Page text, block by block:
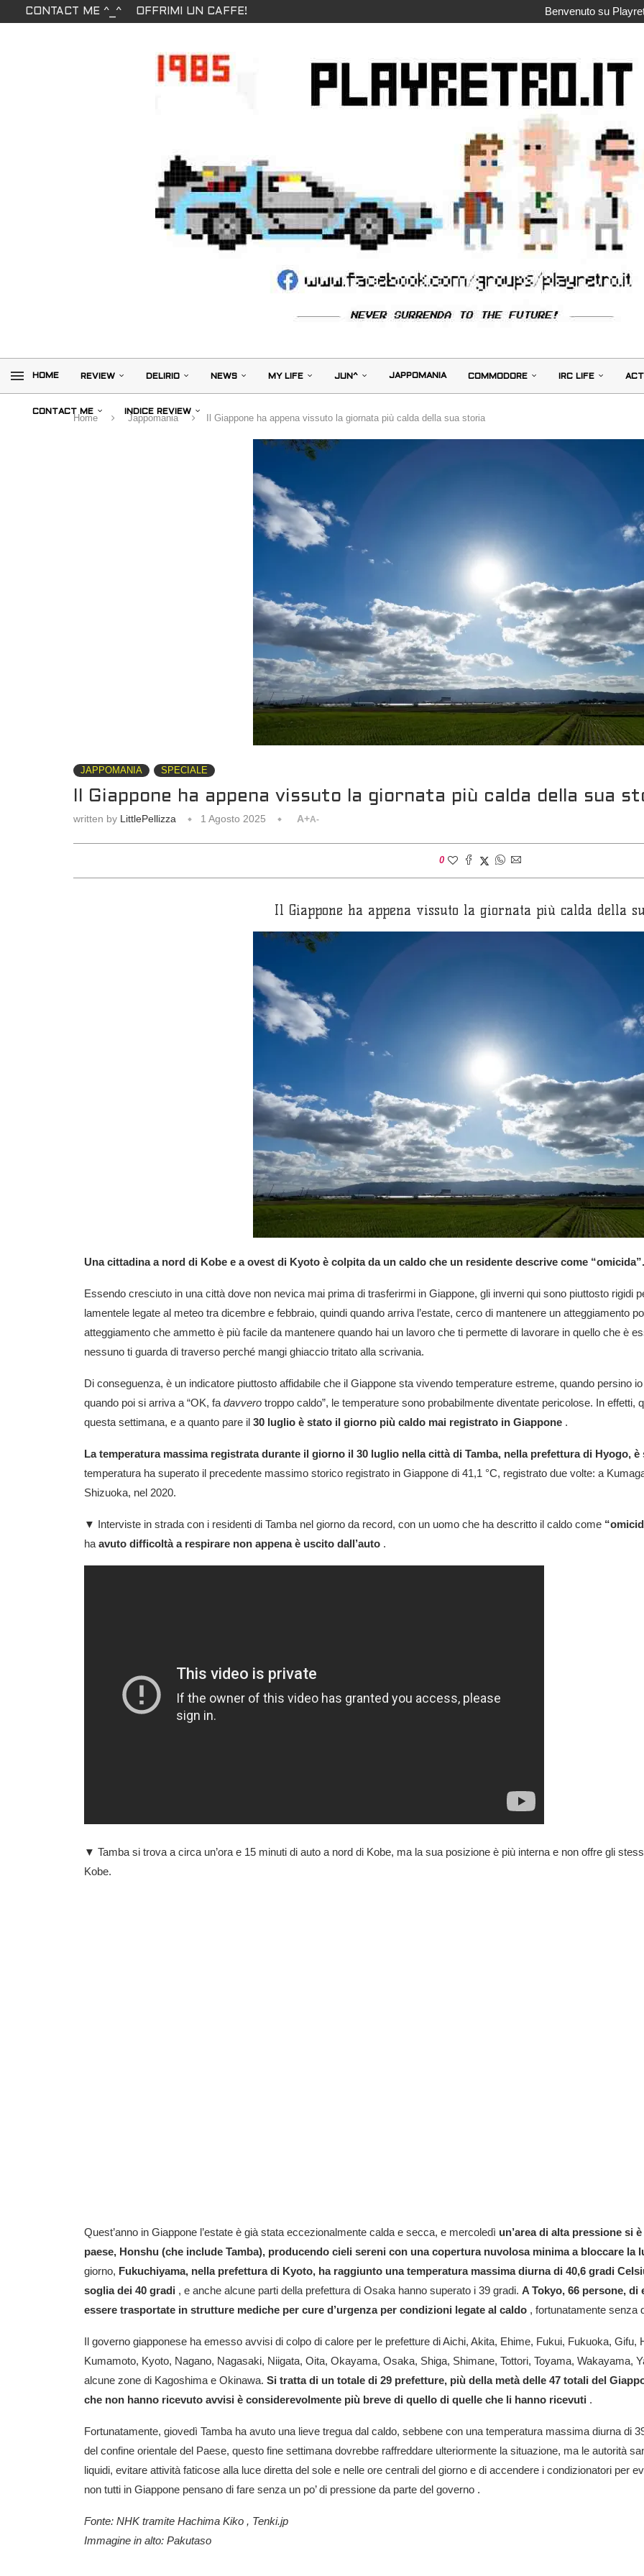
CONTACT ME ^_^ OFFRIMI UN CAFFE! Benvenuto su
HOME REVIEW DELIRIO NEWS MY LIFE JUN^ JAPPOMANIA COMMODORE IRC LIFE
CONTACT ME INDICE REVIEW
Home Jappomania Il Giappone ha appena vissuto la giornata più calda della sua storia
JAPPOMANIA SPECIALE
Il Giappone ha appena vissuto la giornata più calda della sua
written by LittlePellizza 1 Agosto 2025 A+A-
0
Il Giappone ha appena vissuto la giornata più calda della
Una cittadina a nord di Kobe e a ovest di Kyoto è colpita da un caldo che un residente descrive come “omicida”.
Essendo cresciuto in una città dove non nevica mai prima di trasferirmi in Giappone, gli inverni qui sono piuttosto rigidi
lamentele legate al meteo tra dicembre e febbraio, quindi quando arriva l’estate, cerco di mantenere un atteggiamento
atteggiamento che ammetto è più facile da mantenere quando hai un lavoro che ti permette di lavorare in quello che è
nessuno ti guarda di traverso perché mangi ghiaccio tritato alla scrivania.
Di conseguenza, è un indicatore piuttosto affidabile che il Giappone sta vivendo temperature estreme, quando persino
quando poi si arriva a “OK, fa davvero troppo caldo”, le temperature sono probabilmente diventate pericolose. In
questa settimana, e a quanto pare il 30 luglio è stato il giorno più caldo mai registrato in Giappone .
La temperatura massima registrata durante il giorno il 30 luglio nella città di Tamba, nella prefettura di Hyogo, è
temperatura ha superato il precedente massimo storico registrato in Giappone di 41,1 °C, registrato due volte: a
Shizuoka, nel 2020.
▼ Interviste in strada con i residenti di Tamba nel giorno da record, con un uomo che ha descritto il caldo come
ha avuto difficoltà a respirare non appena è uscito dall’auto .
▼ Tamba si trova a circa un’ora e 15 minuti di auto a nord di Kobe, ma la sua posizione è più interna e non offre gli
Kobe.
Quest’anno in Giappone l’estate è già stata eccezionalmente calda e secca, e mercoledì un’area di alta pressione si
paese, Honshu (che include Tamba), producendo cieli sereni con una copertura nuvolosa minima a bloccare la
giorno, Fukuchiyama, nella prefettura di Kyoto, ha raggiunto una temperatura massima diurna di 40,6 gradi
soglia dei 40 gradi , e anche alcune parti della prefettura di Osaka hanno superato i 39 gradi. A Tokyo, 66 persone, di
essere trasportate in strutture mediche per cure d’urgenza per condizioni legate al caldo , fortunatamente senza
Il governo giapponese ha emesso avvisi di colpo di calore per le prefetture di Aichi, Akita, Ehime, Fukui, Fukuoka,
Kumamoto, Kyoto, Nagano, Nagasaki, Niigata, Oita, Okayama, Osaka, Shiga, Shimane, Tottori, Toyama, Wakayama,
alcune zone di Kagoshima e Okinawa. Si tratta di un totale di 29 prefetture, più della metà delle 47 totali del
che non hanno ricevuto avvisi è considerevolmente più breve di quello di quelle che li hanno ricevuti .
Fortunatamente, giovedì Tamba ha avuto una lieve tregua dal caldo, sebbene con una temperatura massima diurna di
del confine orientale del Paese, questo fine settimana dovrebbe raffreddare ulteriormente la situazione, ma le autorità
liquidi, evitare attività faticose alla luce diretta del sole e nelle ore centrali del giorno e di accendere i condizionatori per
non tutti in Giappone pensano di fare senza un po’ di pressione da parte del governo .
Fonte: NHKtramite Hachima Kiko , Tenki.jp
Immagine in alto: Pakutaso